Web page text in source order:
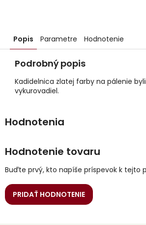
Popis Parametre Hodnotenie
Podrobný popis
Kadidelnica zlatej farby na pálenie
vykurovadiel.
Hodnotenie tovaru
Buďte prvý, kto napíše príspevok k tejto
PRIDAŤ HODNOTENIE